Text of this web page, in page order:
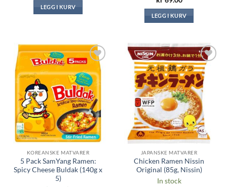
LEGG I KURV
LEGG I KURV
Legg til i
ønskeliste
KOREANSKE MATVARER
5 Pack SamYang Ramen:
Spicy Cheese Buldak (140g x
5)
Legg til i
ønskeliste
JAPANSKE MATVARER
Chicken Ramen Nissin
Original (85g, Nissin)
In stock